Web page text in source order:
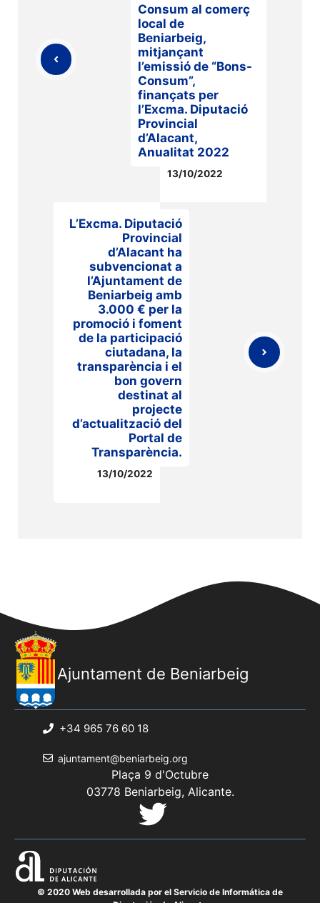
Consum al comerç
local de
Beniarbeig,
mitjançant
l’emissió de “Bons-
Consum”,
finançats per
l’Excma. Diputació
Provincial
d’Alacant,
Anualitat 2022
13/10/2022
L’Excma. Diputació
Provincial
d’Alacant ha
subvencionat a
l’Ajuntament de
Beniarbeig amb
3.000 € per la
promoció i foment
de la participació
ciutadana, la
transparència i el
bon govern
destinat al
projecte
d’actualització del
Portal de
Transparència.
13/10/2022
Ajuntament de Beniarbeig
+34 965 76 60 18
ajuntament@beniarbeig.org
Plaça 9 d'Octubre
03778 Beniarbeig, Alicante.
© 2020 Web desarrollada por el Servicio de Informática de